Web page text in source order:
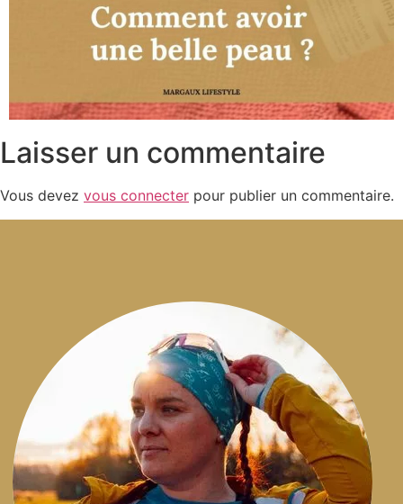
Laisser un commentaire
Vous devez vous connecter pour publier un commentaire.